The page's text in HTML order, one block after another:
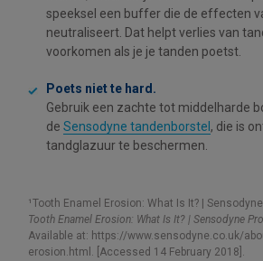
speeksel een buffer die de effecten
neutraliseert. Dat helpt verlies van
voorkomen als je je tanden poetst.
Poets niet te hard.
Gebruik een zachte tot middelharde
deSensodyne tandenborstel , die is
tandglazuur te beschermen.
¹Tooth Enamel Erosion: What Is It? |
Tooth Enamel Erosion: What Is It? | Sensodyne
Available at: https://www.sensodyne.co.uk/
erosion.html. [Accessed 14 February 2018].